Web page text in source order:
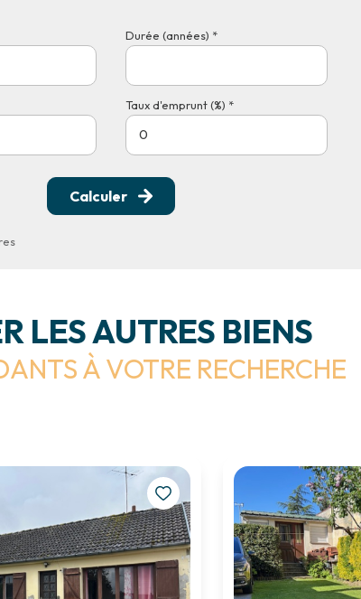
Durée (années) *
Taux d'emprunt (%) *
Calculer
LES AUTRES BIENS
À VOTRE RECHERCHE